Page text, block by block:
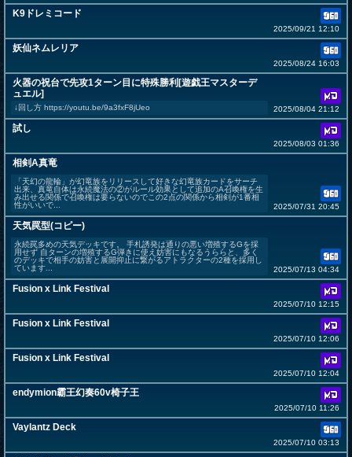
K9ドレミコード
2025/09/21 12:10
妖仙ネムレリア
2025/08/24 16:03
火器の祝台で先攻1ターン目に特殊勝利[遊戯王マスターデ
ュエル]
↓回し方 https://youtu.be/9a3fxF8jUeo 2025/08/04 21:12
試し
2025/08/03 01:36
相剣A真竜
「天幻の龍輪」が幻竜族をリリースして好きな幻竜族カードをサーチ
出来、真竜自体は永続魔法の②がルール効果として追加のA召喚権を生
み出せる関係で召喚権は要らないのでこの2点の関係から相剣が1番相
性がいいで...
2025/07/31 20:45
天気罠型(コピー)
永続罠多めの天気デッキです。 手札誘発は通りの悪い増殖するGを採
用せず 自ターンの増殖するG弾きに使え妨害にもなるうららと、多く
のデッキで相手の妨害と展開抑止に繋がるアトラクターの2種を採用し
ています...
2025/07/13 04:34
Fusion x Link Festival
2025/07/10 12:15
Fusion x Link Festival
2025/07/10 12:06
Fusion x Link Festival
2025/07/10 12:04
endymion霸王幻奏60v椅子王
2025/07/10 11:26
Vaylantz Deck
2025/07/10 03:13